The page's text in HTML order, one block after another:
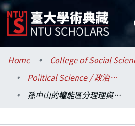
Communities & Collections
Research Outputs
Home
Political Science / 政治學系
孫中山的權能區分理理與中國政治文化的連接關係